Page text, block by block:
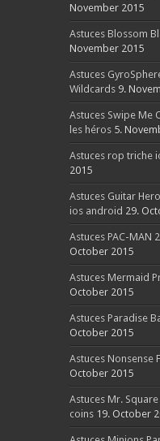
November 2015
Astuces Blossom
November 2015
Astuces
Wildcards 9.
Astuces Swipe Me
les héros 5.
Astuces rop triche
2015
Astuces Guitar
ios android 29.
Astuces PAC-MAN
October 2015
Astuces Mermaid
October 2015
Astuces Paradise
October 2015
Astuces Nonsense
October 2015
Astuces Mr.
coins 19. October